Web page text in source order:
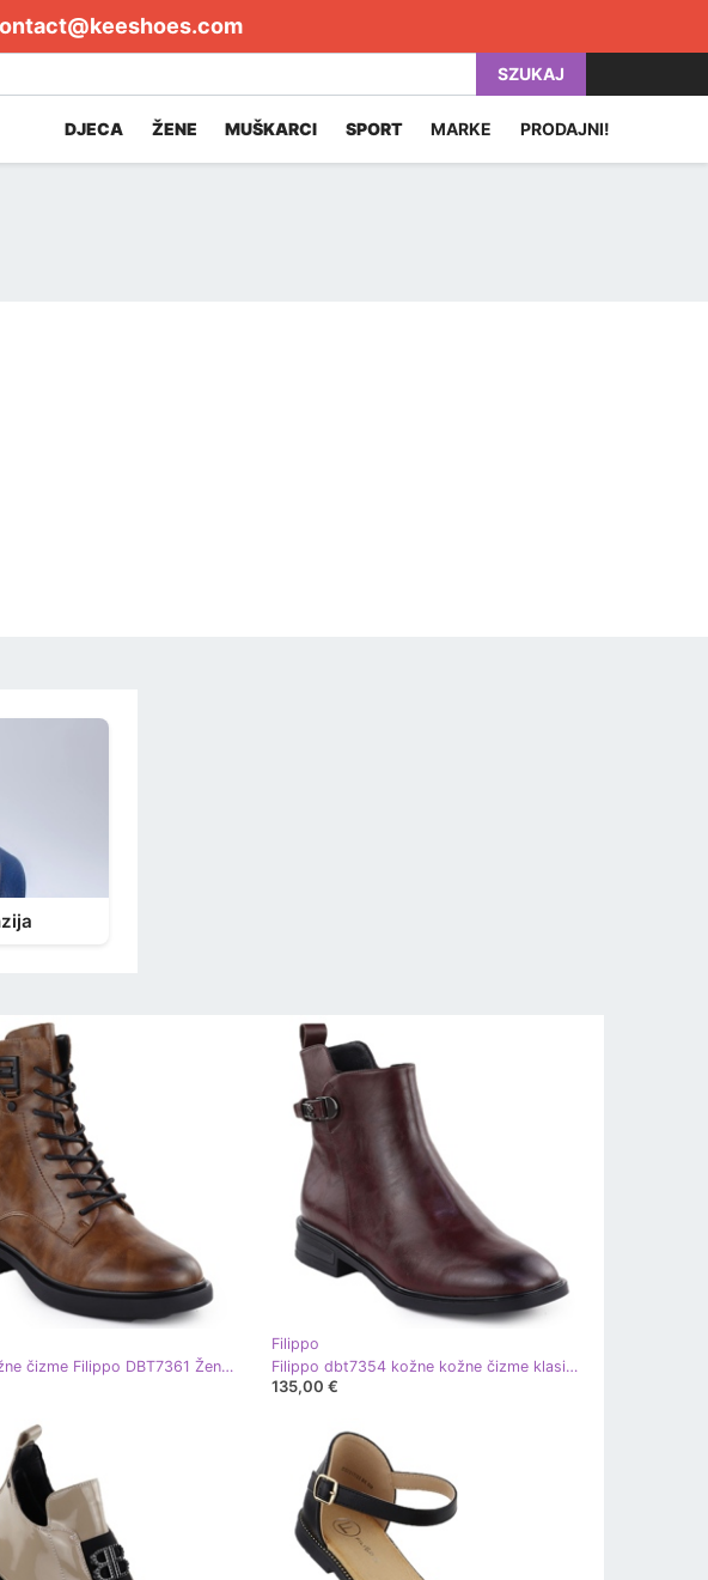
SZUKAJ
DJECA ŽENE MUŠKARCI SPORT MARKE PRODAJNI!
Ženske kožne čizme Filippo DBT7361 Ženski smeđi radnici
Filippo
Filippo dbt7354 kožne kožne čizme klasične burgundije
135,00 €